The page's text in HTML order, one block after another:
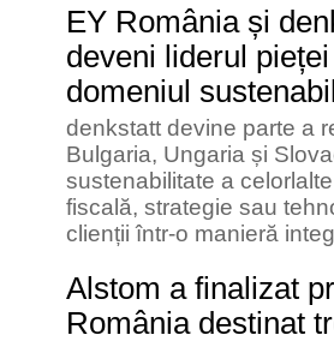
EY România și
deveni liderul
domeniul
denkstatt devine parte a
Bulgaria, Ungaria și
sustenabilitate a
fiscală, strategie sau
clienții într-o manieră
Alstom a finalizat
România destinat